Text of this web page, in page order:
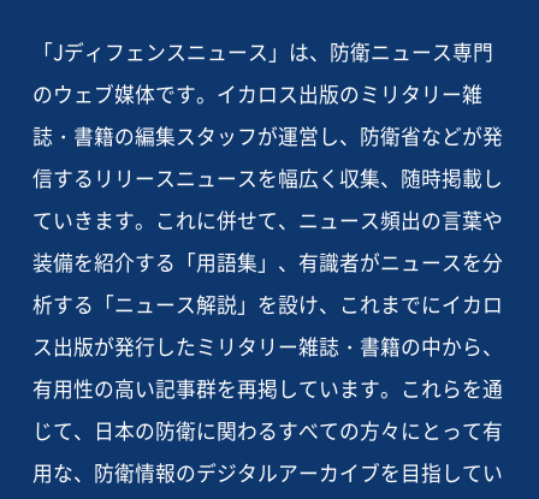
「Jディフェンスニュース」は、防衛ニュース専門
のウェブ媒体です。イカロス出版のミリタリー雑
誌・書籍の編集スタッフが運営し、防衛省などが発
信するリリースニュースを幅広く収集、随時掲載し
ていきます。これに併せて、ニュース頻出の言葉や
装備を紹介する「用語集」、有識者がニュースを分
析する「ニュース解説」を設け、これまでにイカロ
ス出版が発行したミリタリー雑誌・書籍の中から、
有用性の高い記事群を再掲しています。これらを通
じて、日本の防衛に関わるすべての方々にとって有
用な、防衛情報のデジタルアーカイブを目指してい